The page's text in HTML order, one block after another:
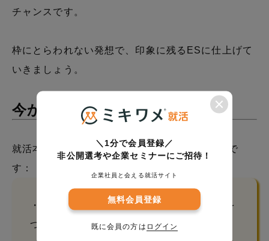
チャンスです。
枠にとらわれない発想で、印象に残るESに仕上げて
いきましょう。
今からできる準備
就活本格化前の学生は、以下の準備がおすすめで
す：
・打ち込める経験を積み、記録に残す習慣を
つける
＼1分で会員登録／
非公開選考や企業セミナーにご招待！
企業社員と会える就活サイト
無料会員登録
既に会員の方は ログイン